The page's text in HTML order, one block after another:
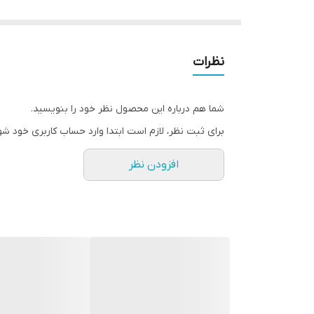
نظرات
شما هم درباره این محصول نظر خود را بنویسید.
برای ثبت نظر، لازم است ابتدا وارد حساب کاربری خود
افزودن نظر